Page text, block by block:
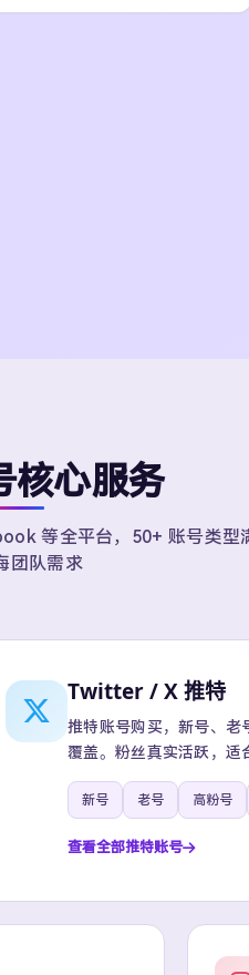
核心服务
等全平台，50+ 账号类型
团队需求
Twitter / X 推特
推特账号购买，新号、
覆盖。粉丝真实活跃，适
新号 老号 高粉号
查看全部推特账号